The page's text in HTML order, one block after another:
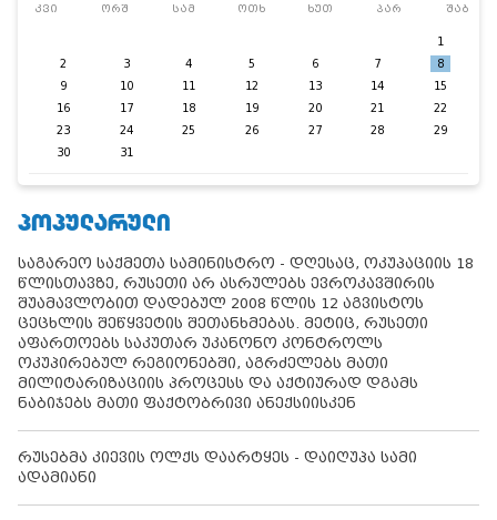
კვი ორშ სამ ოთხ ხუთ პარ შაბ
1
2
3 4 5 6 7
8
9
10 11 12 13 14
15
16
17 18 19 20 21
22
23
24 25 26 27 28
29
30
31
ᲞᲝᲞᲣᲚᲐᲠᲣᲚᲘ
საგარეო საქმეთა სამინისტრო - დღესაც, ოკუპაციის 18
წლისთავზე, რუსეთი არ ასრულებს ევროკავშირის
შუამავლობით დადებულ 2008 წლის 12 აგვისტოს
ცეცხლის შეწყვეტის შეთანხმებას. მეტიც, რუსეთი
აფართოებს საკუთარ უკანონო კონტროლს
ოკუპირებულ რეგიონებში, აგრძელებს მათი
მილიტარიზაციის პროცესს და აქტიურად დგამს
ნაბიჯებს მათი ფაქტობრივი ანექსიისკენ
რუსებმა კიევის ოლქს დაარტყეს - დაიღუპა სამი
ადამიანი